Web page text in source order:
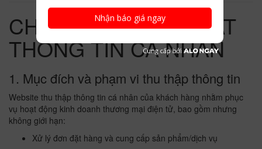
CHÍNH SÁCH BẢO MẬT
THÔNG TIN CÁ NHÂN
1. Mục đích và phạm vi thu thập thông tin
Website thu thập thông tin cá nhân của khách hàng nhằm phục
vụ hoạt động kinh doanh thương mại điện tử, bao gồm nhưng
không giới hạn:
Xử lý đơn đặt hàng và cung cấp sản phẩm/dịch vụ
Nhận báo giá ngay